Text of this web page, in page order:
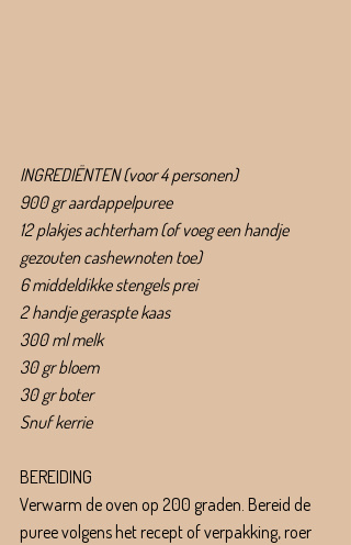
INGREDIËNTEN (voor 4 personen)
900 gr aardappelpuree
12 plakjes achterham (of voeg een handje
gezouten cashewnoten toe)
6 middeldikke stengels prei
2 handje geraspte kaas
300 ml melk
30 gr bloem
30 gr boter
Snuf kerrie
BEREIDING
Verwarm de oven op 200 graden. Bereid de
puree volgens het recept of verpakking, roer